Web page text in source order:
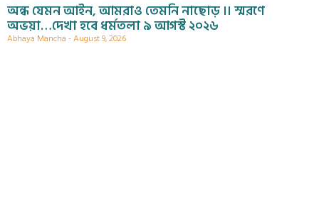
অন্ধ যেমন আইন, আমরাও তেমনি নাছোড় ।। স্মরণে
অভয়া…দেখা হবে ধর্মতলা ৯ আগস্ট ২০২৬
Abhaya Mancha August 9, 2026